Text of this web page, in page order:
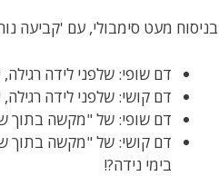
בניסוח מעט סימבולי, עם 'קביעה
דם שופי: שלפני לידה רגילה,
דם קושי: שלפני לידה
דם שופי: של "מקשה בתוך
דם קושי: של "מקשה בתוך
בימי נידה?!